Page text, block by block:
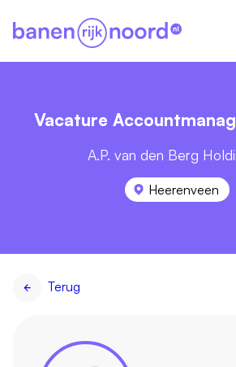
Vacature
A.P. van den Berg
Heerenveen
Terug